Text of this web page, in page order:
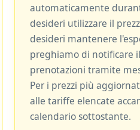
automaticamente
desideri utilizzare il
desideri mantenere
preghiamo di notificare
prenotazioni tramite
Per i prezzi più
alle tariffe elencate
calendario sottostante.